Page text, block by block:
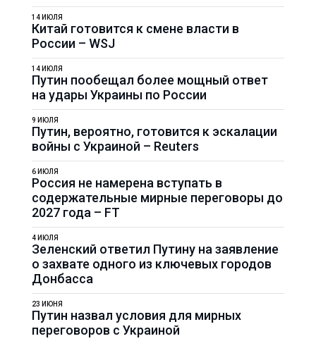
Китай готовится к смене власти в
России – WSJ
14 ИЮЛЯ
Путин пообещал более мощный ответ
на удары Украины по России
14 ИЮЛЯ
Путин, вероятно, готовится к эскалации
войны с Украиной – Reuters
9 ИЮЛЯ
Россия не намерена вступать в
содержательные мирные переговоры до
2027 года – FT
6 ИЮЛЯ
Зеленский ответил Путину на заявление
о захвате одного из ключевых городов
Донбасса
4 ИЮЛЯ
Путин назвал условия для мирных
переговоров с Украиной
23 ИЮНЯ